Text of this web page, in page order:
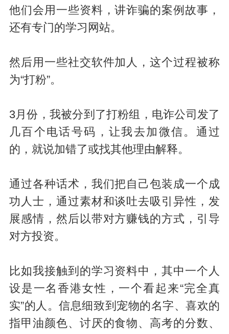
他们会用一些资料，讲诈骗的案例故事，
还有专门的学习网站。
然后用一些社交软件加人，这个过程被称
为“打粉”。
3月份，我被分到了打粉组，电诈公司发了
几百个电话号码，让我去加微信。通过
的，就说加错了或找其他理由解释。
通过各种话术，我们把自己包装成一个成
功人士，通过素材和谈吐去吸引异性，发
展感情，然后以带对方赚钱的方式，引导
对方投资。
比如我接触到的学习资料中，其中一个人
设是一名香港女性，一个看起来“完全真
实”的人。信息细致到宠物的名字、喜欢的
指甲油颜色、讨厌的食物、高考的分数、